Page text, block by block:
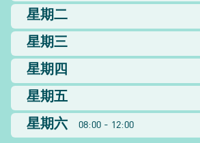
星期二
星期三
星期四
星期五
星期六
08:00 - 12:00